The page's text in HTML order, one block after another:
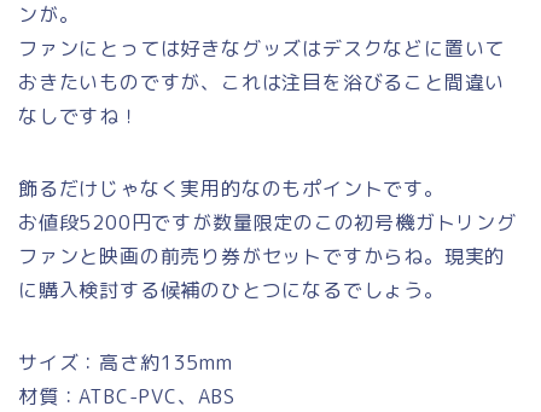
ンが。
ファンにとっては好きなグッズはデスクなどに置いて
おきたいものですが、これは注目を浴びること間違い
なしですね！
飾るだけじゃなく実用的なのもポイントです。
お値段5200円ですが数量限定のこの初号機ガトリング
ファンと映画の前売り券がセットですからね。現実的
に購入検討する候補のひとつになるでしょう。
サイズ：高さ約135mm
材質：ATBC-PVC、ABS